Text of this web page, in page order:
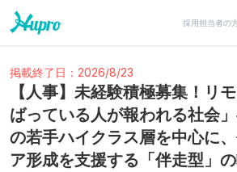
採用担当者の
掲載終了日：2026/8/23
【人事】未経験積極募集！リ
ばっている人が報われる社会
の若手ハイクラス層を中心に
ア形成を支援する「伴走型」